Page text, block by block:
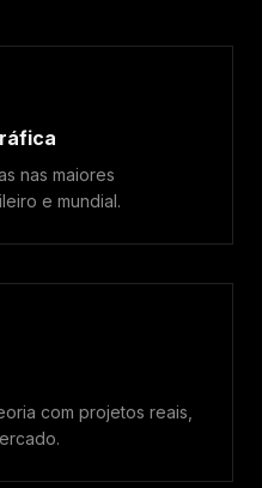
nas maiores
e mundial.
com projetos reais,